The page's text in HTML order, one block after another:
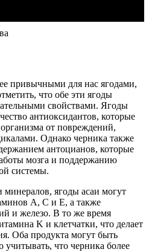
привычными для нас ягодами,
что обе эти ягоды
свойствами. Ягоды
антиоксидантов, которые
от повреждений,
Однако черника также
антоцианов, которые
мозга и поддержанию
системы.
ягоды асаи могут
A, C и E, а также
и железо. В то же время
K и клетчатки, что делает
Оба продукта могут быть
что черника более